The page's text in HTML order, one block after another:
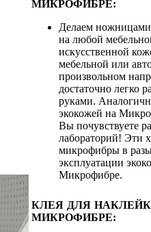
МИКРОФИБРЕ:
Делаем
на любой
искусственной
мебельной или
произвольном
достаточно легко
руками.
экокожей на
Вы почувствуете
лабораторий! Эти
микрофибры в
эксплуатации
Микрофибре.
КЛЕЯ ДЛЯ
МИКРОФИБРЕ: